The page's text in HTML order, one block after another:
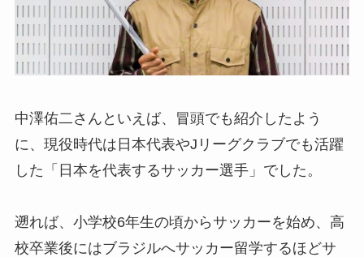
中澤佑二さんといえば、冒頭でも紹介したよう
に、現役時代は日本代表やJリーグクラブでも活躍
した「日本を代表するサッカー選手」でした。
遡れば、小学校6年生の頃からサッカーを始め、高
校卒業後にはブラジルへサッカー留学するほどサ